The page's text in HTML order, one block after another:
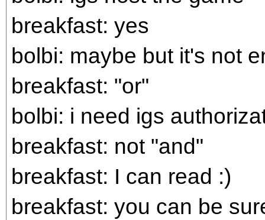
breakfast: yes
bolbi: maybe but it's not
breakfast: "or"
bolbi: i need igs
breakfast: not "and"
breakfast: I can read :)
breakfast: you can be